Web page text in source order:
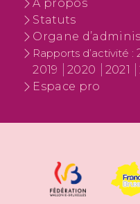
À propos
Statuts
Organe
Rapports d’activité :
2019
2020 2021
Espace pro